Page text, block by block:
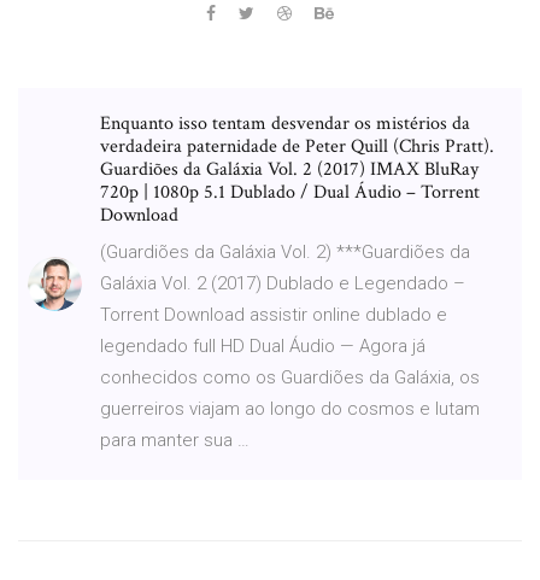
Enquanto isso tentam desvendar os mistérios da
verdadeira paternidade de Peter Quill (Chris Pratt).
Guardiões da Galáxia Vol. 2 (2017) IMAX BluRay
720p | 1080p 5.1 Dublado / Dual Áudio – Torrent
Download
(Guardiões da Galáxia Vol. 2) ***Guardiões da
Galáxia Vol. 2 (2017) Dublado e Legendado –
Torrent Download assistir online dublado e
legendado full HD Dual Áudio — Agora já
conhecidos como os Guardiões da Galáxia, os
guerreiros viajam ao longo do cosmos e lutam
para manter sua …